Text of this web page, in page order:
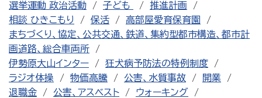
選挙運動 政治活動
子ども
推進計画
相談 ひきこもり
保活
高部屋愛育保育園
まちづくり、協定、公共交通、鉄道、集約型都市構造、都市計
画道路、総合車両所
伊勢原大山インター
狂犬病予防法の特例制度
ラジオ体操
物価高騰 公害、水質事故
開業
退職金
公害、アスベスト
ウォーキング